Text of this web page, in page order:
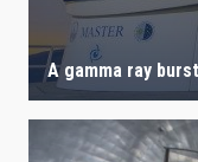
A gamma ray